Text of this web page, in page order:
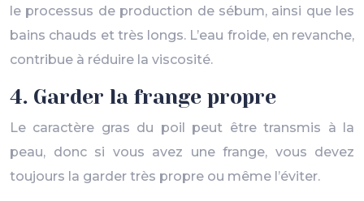
le processus de production de sébum, ainsi que les
bains chauds et très longs. L’eau froide, en revanche,
contribue à réduire la viscosité.
4. Garder la frange propre
Le caractère gras du poil peut être transmis à la
peau, donc si vous avez une frange, vous devez
toujours la garder très propre ou même l’éviter.